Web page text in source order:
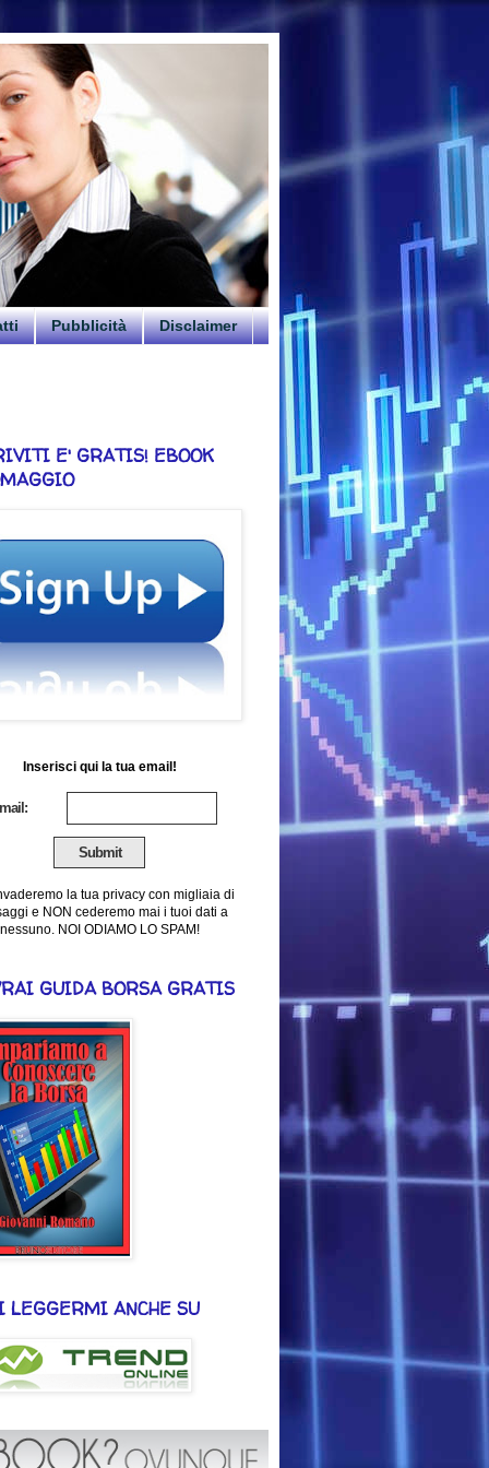
Pubblicità Disclaimer
E' GRATIS! EBOOK
Inserisci qui la tua email!
la tua privacy con migliaia di
e NON cederemo mai i tuoi dati a
nessuno. NOI ODIAMO LO SPAM!
GUIDA BORSA GRATIS
LEGGERMI ANCHE SU